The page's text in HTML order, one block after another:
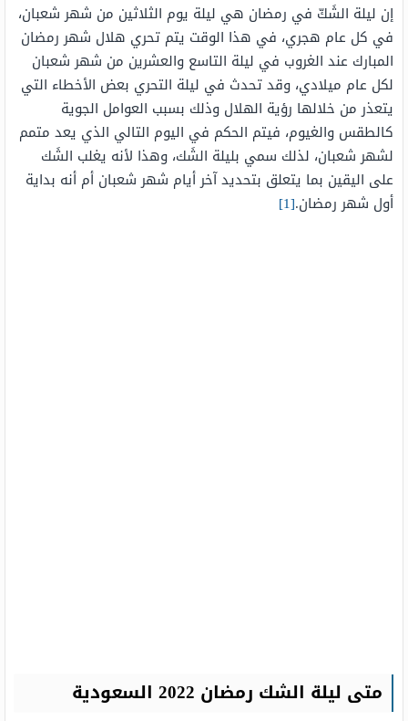
إن ليلة الشَكّ في رمضان هي ليلة يوم الثلاثين من شهر شعبان،
في كل عام هجري، في هذا الوقت يتم تحري هلال شهر رمضان
المبارك عند الغروب في ليلة التاسع والعشرين من شهر شعبان
لكل عام ميلادي، وقد تحدث في ليلة التحري بعض الأخطاء التي
يتعذر من خلالها رؤية الهلال وذلك بسبب العوامل الجوية
كالطقس والغيوم، فيتم الحكم في اليوم التالي الذي يعد متمم
لشهر شعبان، لذلك سمي بليلة الشَك، وهذا لأنه يغلب الشَك
على اليقين بما يتعلق بتحديد آخر أيام شهر شعبان أم أنه بداية
أول شهر رمضان.[1]
متى ليلة الشك رمضان 2022 السعودية